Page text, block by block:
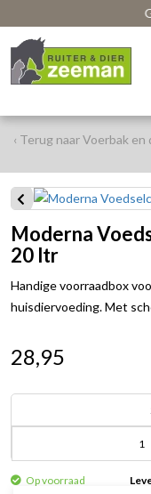
‹ Terug naar Voerbak en
Moderna
20 ltr
Handige voorraadbox
huisdiervoeding. Met
28,95
Op voorraad